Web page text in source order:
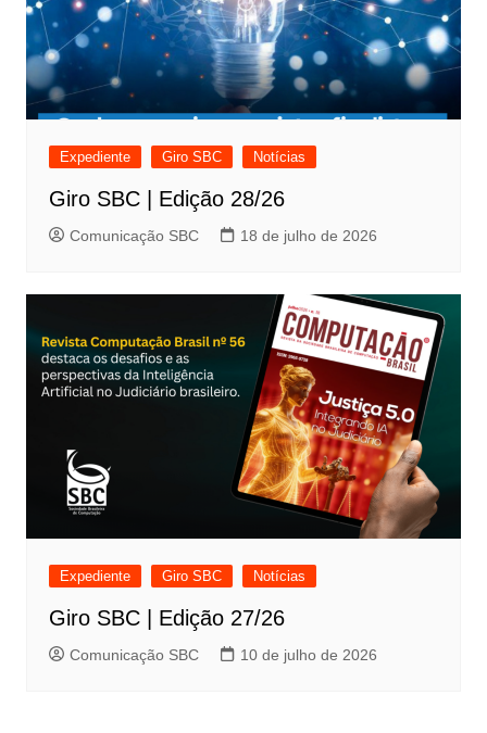
Expediente Giro SBC Notícias
Giro SBC | Edição 28/26
Comunicação SBC 18 de julho de 2026
Expediente Giro SBC Notícias
Giro SBC | Edição 27/26
Comunicação SBC 10 de julho de 2026